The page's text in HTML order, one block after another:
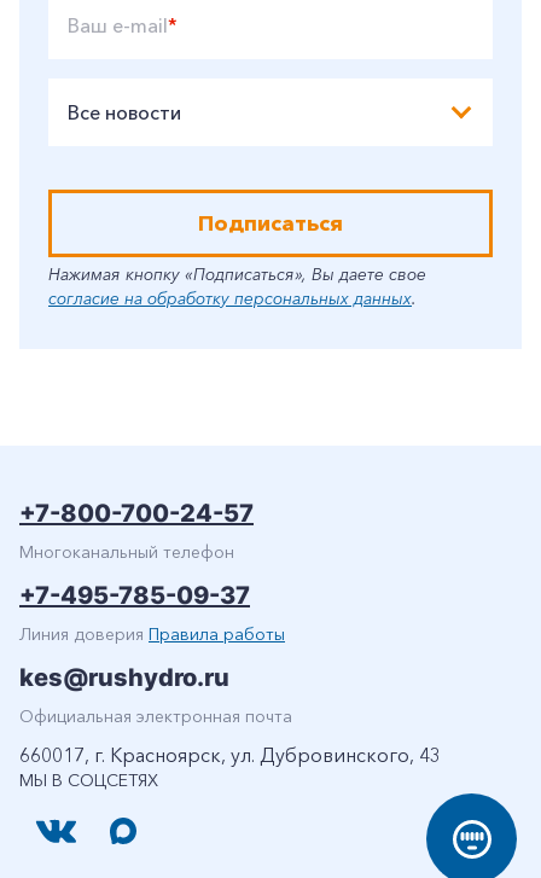
Ваш e-mail*
Все новости
Подписаться
Нажимая кнопку «Подписаться», Вы даете свое
согласие на обработку персональных данных.
МЫ В СОЦСЕТЯХ
+7-800-700-24-57
Многоканальный телефон
+7-495-785-09-37
Линия доверия Правила работы
kes@rushydro.ru
Официальная электронная почта
660017, г. Красноярск, ул. Дубровинского, 43